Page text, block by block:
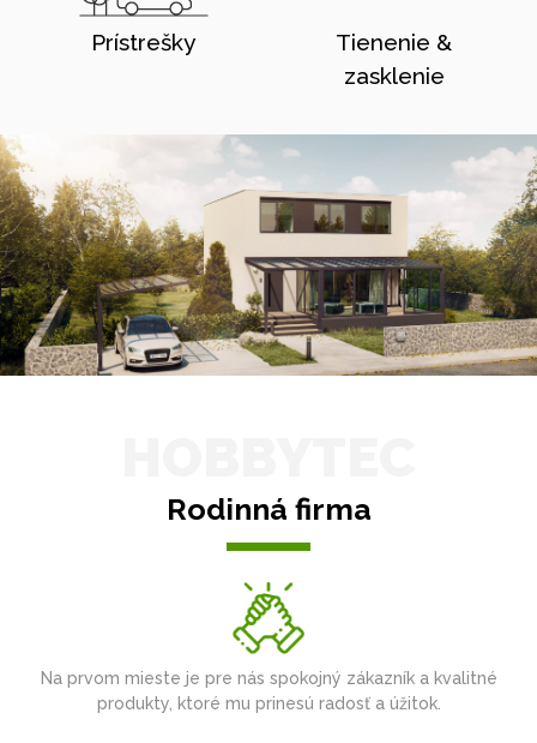
Prístrešky
Tienenie &
zasklenie
Rodinná firma
Na prvom mieste je pre nás spokojný zákazník a kvalitné
produkty, ktoré mu prinesú radosť a úžitok.